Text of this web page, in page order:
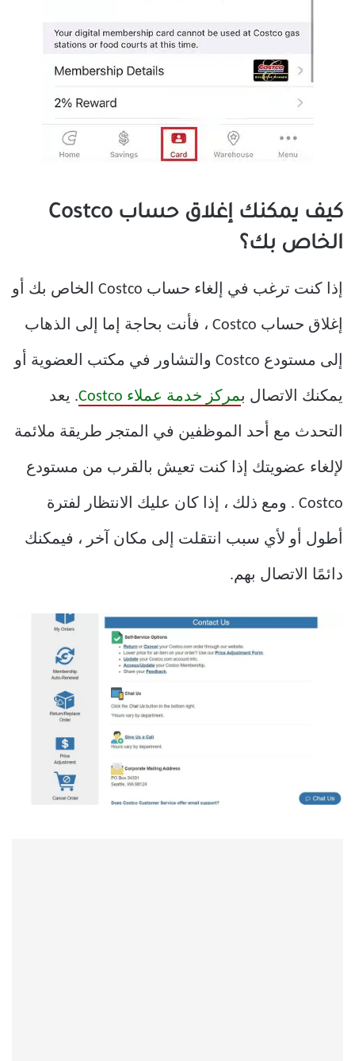
كيف يمكنك إغلاق حساب Costco
الخاص بك؟
إذا كنت ترغب في إلغاء حساب Costco الخاص بك أو
إغلاق حساب Costco ، فأنت بحاجة إما إلى الذهاب
إلى مستودع Costco والتشاور في مكتب العضوية أو
يمكنك الاتصال بمركز خدمة عملاء Costco . يعد
التحدث مع أحد الموظفين في المتجر طريقة ملائمة
لإلغاء عضويتك إذا كنت تعيش بالقرب من مستودع
Costco . ومع ذلك ، إذا كان عليك الانتظار لفترة
أطول أو لأي سبب انتقلت إلى مكان آخر ، فيمكنك
دائمًا الاتصال بهم.